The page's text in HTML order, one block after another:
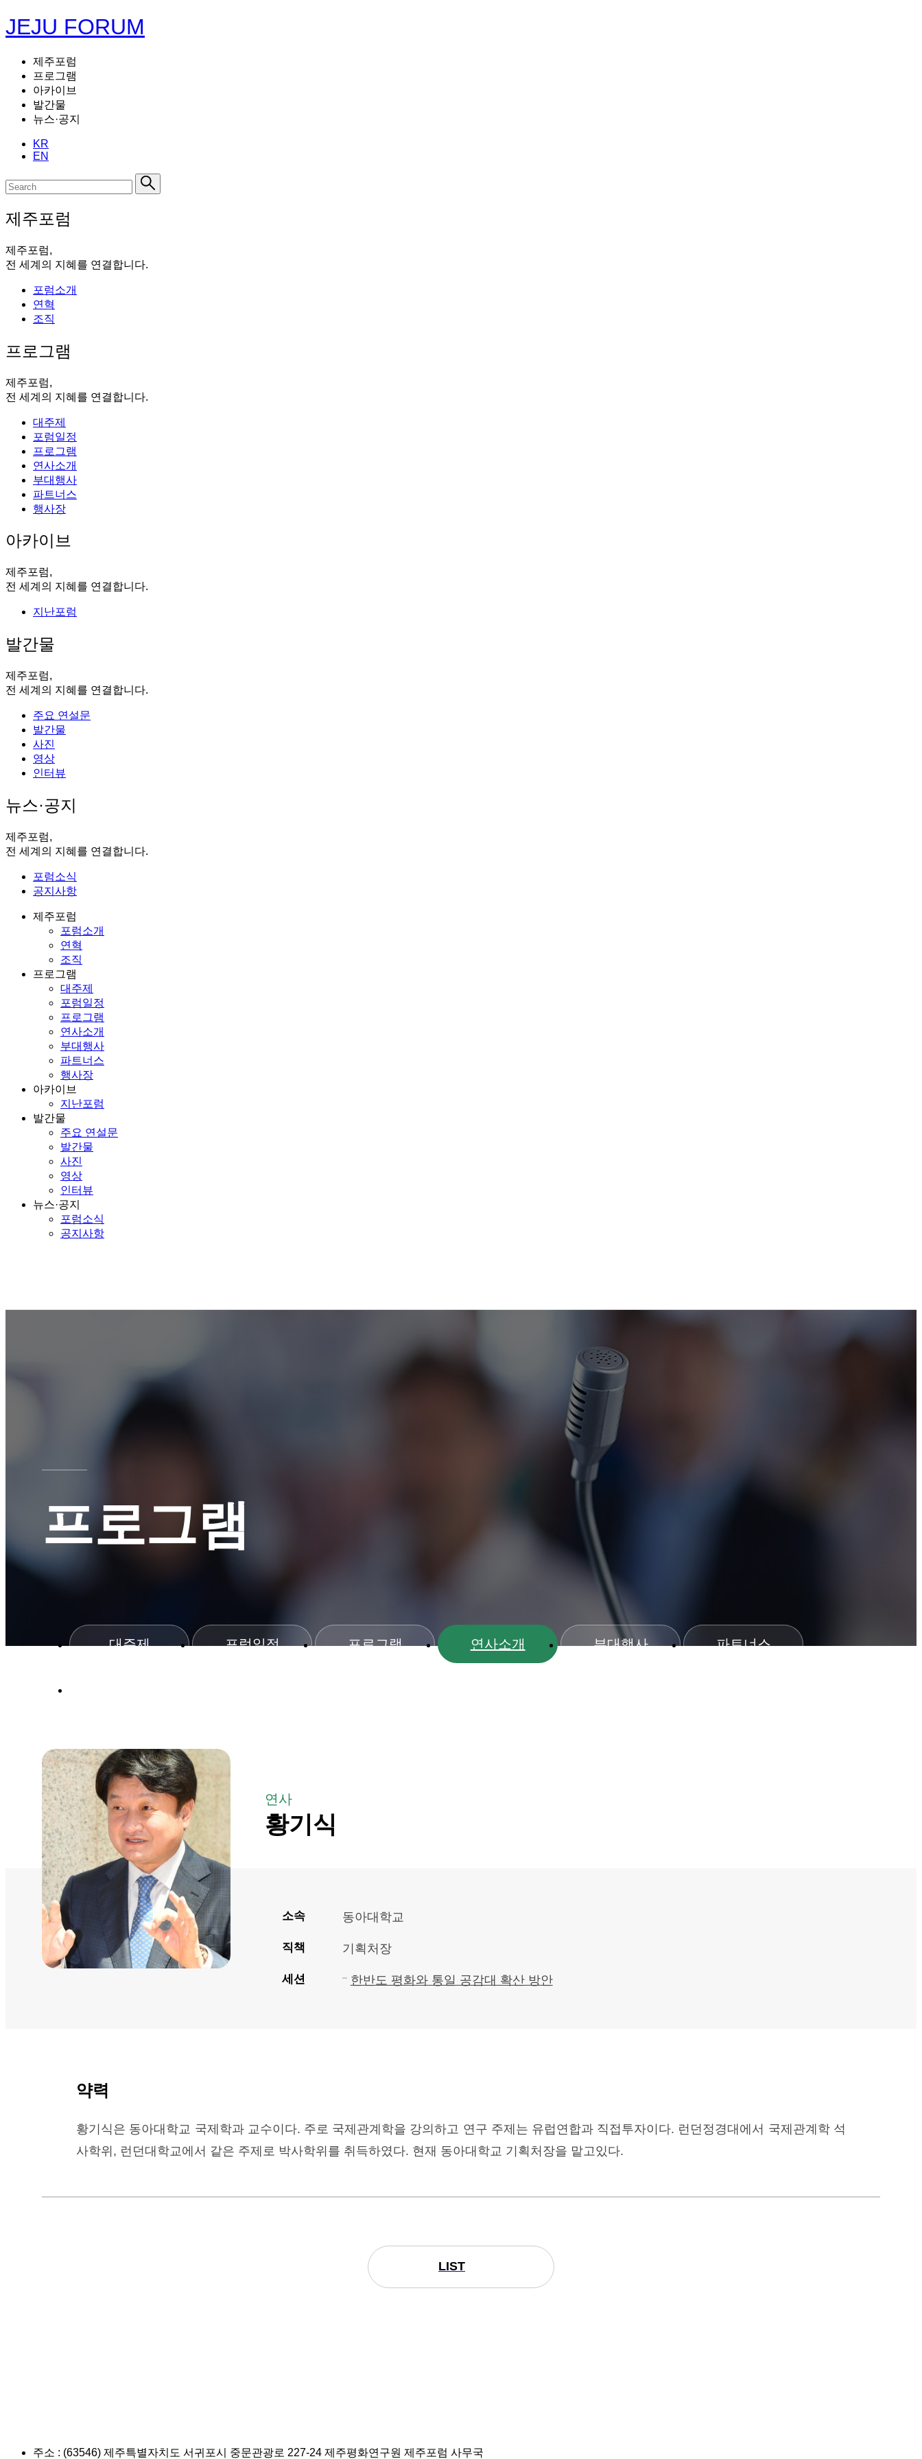
JEJU FORUM
제주포럼
프로그램
아카이브
발간물
뉴스·공지
KR
EN
제주포럼
제주포럼,
전 세계의 지혜를 연결합니다.
포럼소개
연혁
조직
프로그램
제주포럼,
전 세계의 지혜를 연결합니다.
대주제
포럼일정
프로그램
연사소개
부대행사
파트너스
행사장
아카이브
제주포럼,
전 세계의 지혜를 연결합니다.
지난포럼
발간물
제주포럼,
전 세계의 지혜를 연결합니다.
주요 연설문
발간물
사진
영상
인터뷰
뉴스·공지
제주포럼,
전 세계의 지혜를 연결합니다.
포럼소식
공지사항
제주포럼
포럼소개
연혁
조직
프로그램
대주제
포럼일정
프로그램
연사소개
부대행사
파트너스
행사장
아카이브
지난포럼
발간물
주요 연설문
발간물
사진
영상
인터뷰
뉴스·공지
포럼소식
공지사항
프로그램
대주제 포럼일정 프로그램 연사소개 부대행사 파트너스
연사
황기식
소속 동아대학교
직책 기획처장
세션 한반도 평화와 통일 공감대 확산 방안
약력
황기식은 동아대학교 국제학과 교수이다. 주로 국제관계학을 강의하고 연구 주제는 유럽연합과 직접투자이다. 런던정경대에서 국제관계학 석
사학위, 런던대학교에서 같은 주제로 박사학위를 취득하였다. 현재 동아대학교 기획처장을 맡고있다.
LIST
주소 : (63546) 제주특별자치도 서귀포시 중문관광로 227-24 제주평화연구원 제주포럼 사무국